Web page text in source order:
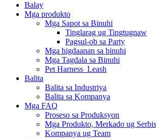
Balay
Mga produkto
Mga Sapot sa Binuhi
Tinglarag ug Tingtugnaw
Pagsul-ob sa Party
Mga higdaanan sa binuhi
Mga Tagdala sa Binuhi
Pet Harness_Leash
Balita
Balita sa Industriya
Balita sa Kompanya
Mga FAQ
Proseso sa Produksyon
Mga Produkto, Merkado ug
Kompanya ug Team